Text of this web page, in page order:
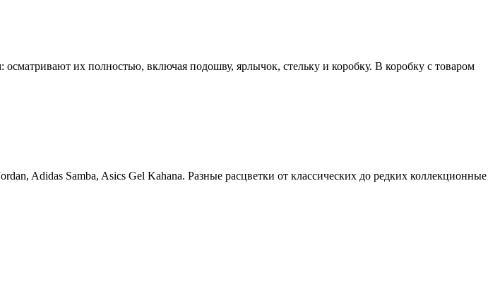
их полностью, включая подошву, ярлычок, стельку и коробку. В коробку с товаром
Adidas Samba, Asics Gel Kahana. Разные расцветки от классических до редких коллекционные